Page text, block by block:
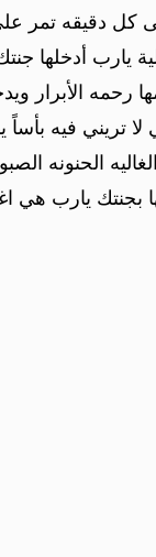
كل دقيقه تمر
يارب أدخلها
رحمه الأبرار
تريني فيه بأساً
الحنونه
بجنتك يارب هي